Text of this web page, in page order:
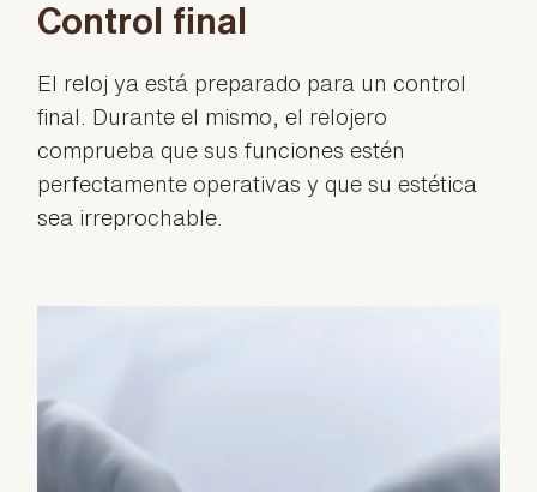
Control final
El reloj ya está preparado para un control
final. Durante el mismo, el relojero
comprueba que sus funciones estén
perfectamente operativas y que su estética
sea irreprochable.